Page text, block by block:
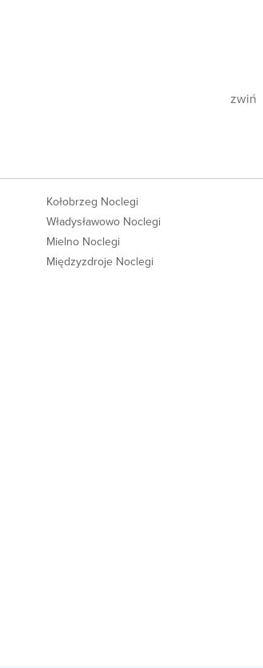
zwiń
Kołobrzeg Noclegi
Władysławowo Noclegi
Mielno Noclegi
Międzyzdroje Noclegi